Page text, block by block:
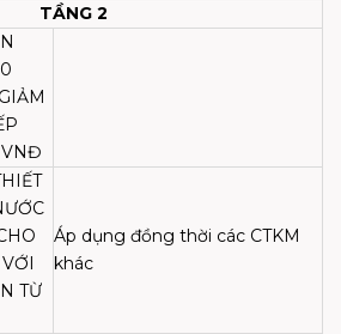
TẦNG 2
TỪ
Áp dụng đồng thời các CTKM
khác